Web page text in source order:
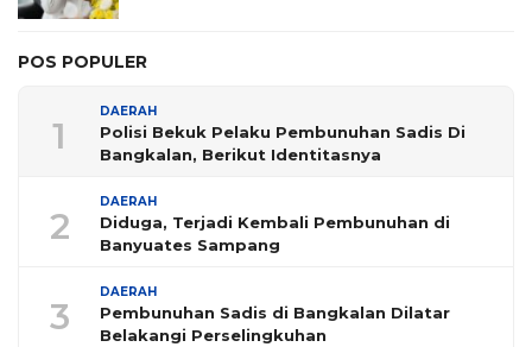
POS POPULER
1
DAERAH
Polisi Bekuk Pelaku Pembunuhan Sadis Di
Bangkalan, Berikut Identitasnya
2
DAERAH
Diduga, Terjadi Kembali Pembunuhan di
Banyuates Sampang
3
DAERAH
Pembunuhan Sadis di Bangkalan Dilatar
Belakangi Perselingkuhan